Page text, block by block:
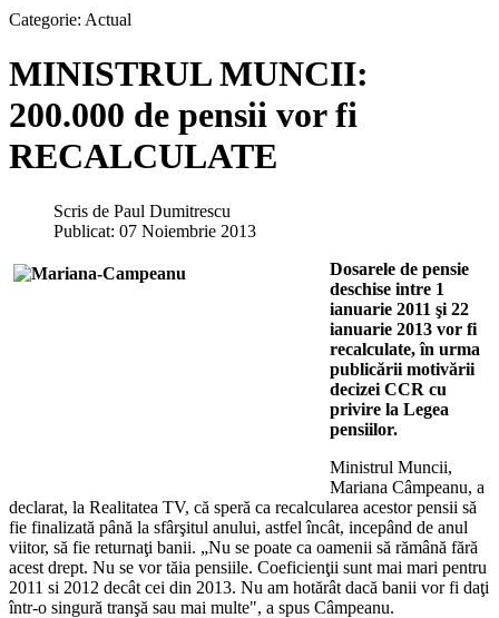
Categorie: Actual
MINISTRUL MUNCII:
200.000 de pensii vor fi
RECALCULATE
Scris de Paul Dumitrescu
Publicat: 07 Noiembrie 2013
Dosarele de pensie
deschise intre 1
ianuarie 2011 şi 22
ianuarie 2013 vor fi
recalculate, în urma
publicării motivării
decizei CCR cu
privire la Legea
pensiilor.
Ministrul Muncii,
Mariana Câmpeanu, a
declarat, la Realitatea TV, că speră ca recalcularea acestor pensii să
fie finalizată până la sfârşitul anului, astfel încât, incepând de anul
viitor, să fie returnaţi banii. „Nu se poate ca oamenii să rămână fără
acest drept. Nu se vor tăia pensiile. Coeficienţii sunt mai mari pentru
2011 si 2012 decât cei din 2013. Nu am hotărât dacă banii vor fi daţi
într-o singură tranşă sau mai multe", a spus Câmpeanu.